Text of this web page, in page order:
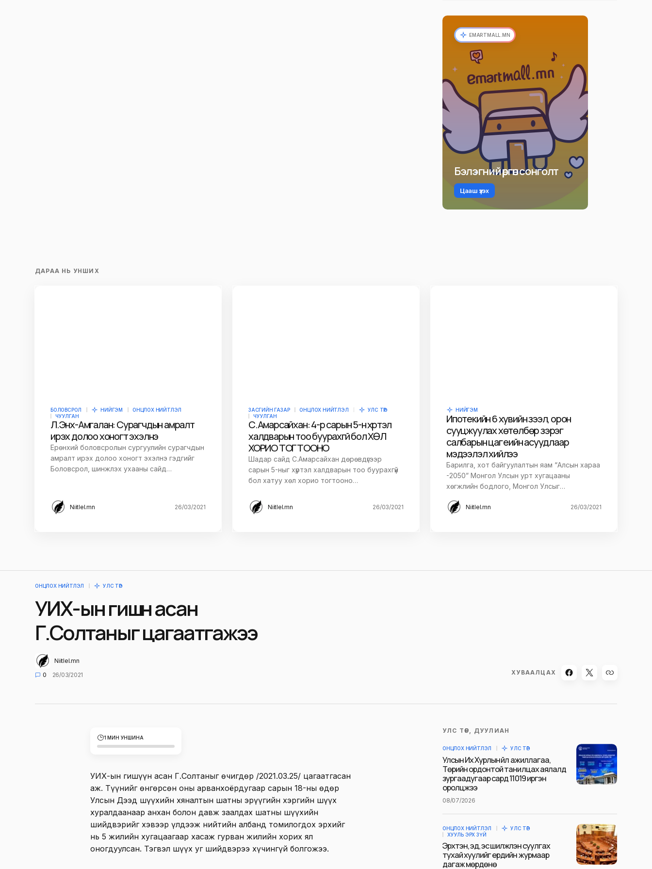
EMARTMALL.MN
Бэлэгний өргөн сонголт
Цааш үзэх
ДАРАА НЬ УНШИХ
БОЛОВСРОЛ НИЙГЭМ
ОНЦЛОХ НИЙТЛЭЛ
ЧУУЛГАН
Л.Энх-Амгалан: Сурагчдын амралт
ирэх долоо хоногт эхэлнэ
Ерөнхий боловсролын сургуулийн сурагчдын
амралт ирэх долоо хоногт эхэлнэ гэдгийг
Боловсрол, шинжлэх ухааны сайд…
Niitlel.mn 26/03/2021
ЗАСГИЙН ГАЗАР ОНЦЛОХ НИЙТЛЭЛ
УЛС ТӨР
ЧУУЛГАН
С.Амарсайхан: 4-р сарын 5-н хүртэл
халдварын тоо буурахгүй бол ХӨЛ
ХОРИО ТОГТООНО
Шадар сайд С.Амарсайхан дөрөвдүгээр
сарын 5-ныг хүртэл халдварын тоо буурахгүй
бол хатуу хөл хорио тогтооно…
Niitlel.mn 26/03/2021
НИЙГЭМ
Ипотекийн 6 хувийн зээл, орон
сууцжуулах хөтөлбөр зэрэг
салбарын цаг үеийн асуудлаар
мэдээлэл хийлээ
Барилга, хот байгуулалтын яам “Алсын хараа
-2050” Монгол Улсын урт хугацааны
хөгжлийн бодлого, Монгол Улсыг…
Niitlel.mn 26/03/2021
ОНЦЛОХ НИЙТЛЭЛ УЛС ТӨР
УИХ-ын гишүүн асан
Г.Солтаныг цагаатгажээ
Niitlel.mn
0
26/03/2021 ХУВААЛЦАХ
1 МИН УНШИНА
УИХ-ын гишүүн асан Г.Солтаныг өчигдөр /2021.03.25/ цагаатгасан
аж. Түүнийг өнгөрсөн оны арванхоёрдугаар сарын 18-ны өдөр
Улсын Дээд шүүхийн хяналтын шатны эрүүгийн хэргийн шүүх
хуралдаанаар анхан болон давж заалдах шатны шүүхийн
шийдвэрийг хэвээр үлдээж нийтийн албанд томилогдох эрхийг
нь 5 жилийн хугацаагаар хасаж гурван жилийн хорих ял
оногдуулсан. Тэгвэл шүүх уг шийдвэрээ хүчингүй болгожээ.
УЛС ТӨР, ДУУЛИАН
ОНЦЛОХ НИЙТЛЭЛ УЛС ТӨР
Улсын Их Хурлын үйл ажиллагаа,
Төрийн ордонтой танилцах аялалд
зургаадугаар сард 11019 иргэн
оролцжээ
08/07/2026
ОНЦЛОХ НИЙТЛЭЛ
УЛС ТӨР
ХУУЛЬ ЭРХ ЗҮЙ
Эрхтэн, эд, эс шилжүүлэн суулгах
тухай хуулийг ердийн журмаар
дагаж мөрдөнө